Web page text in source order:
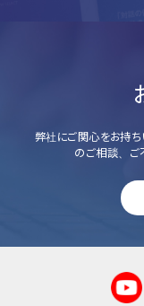
弊社にご関心をお持ち
のご相談、ご